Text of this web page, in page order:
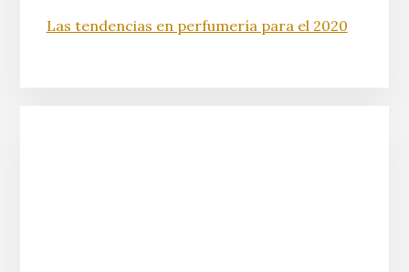
Las tendencias en perfumería para el 2020